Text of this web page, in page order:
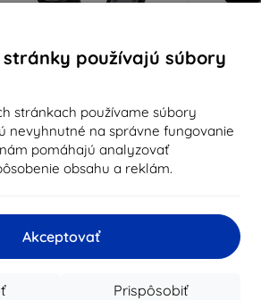
používajú súbory
stránkach používame súbory
nevyhnutné na správne fungovanie
pomáhajú analyzovať
obsahu a reklám.
Akceptovať
Prispôsobiť
-10%
Zľava s
EXTRA10
TECH-PROTECT ICONBAND
AIR XIAOMI SMART BAND 8 /
9 / 10 / NFC ČIERNO-ŠEDÝ
(5906302331338)
7,90 €
7,11 €
-10%
TECH-
PURE
/ 9 / 10 /